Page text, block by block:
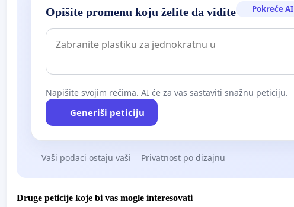
Opišite promenu koju želite da vidite Pokreće AI
Napišite svojim rečima. AI će za vas sastaviti snažnu peticiju.
Generiši peticiju
Vaši podaci ostaju vaši Privatnost po dizajnu
Druge peticije koje bi vas mogle interesovati